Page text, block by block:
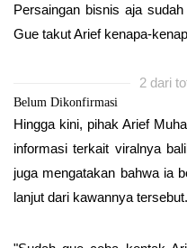
Persaingan bisnis aja
Gue takut Arief kenapa-
2 dari
Belum Dikonfirmasi
Hingga kini, pihak Arief
informasi terkait viralnya
juga mengatakan bahwa ia
lanjut dari kawannya tersebut.